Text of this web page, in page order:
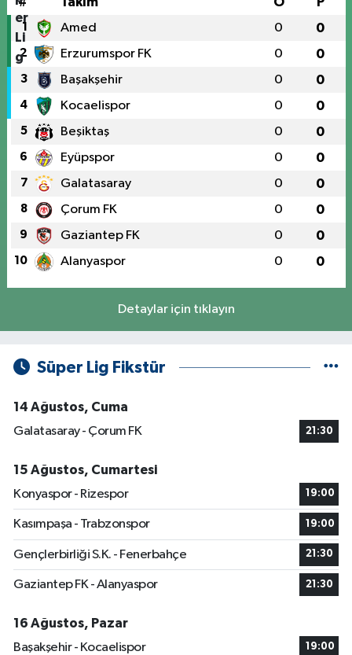
1 Amed 0 0
2 Erzurumspor FK 0 0
3 Başakşehir 0 0
4 Kocaelispor 0 0
5 Beşiktaş 0 0
6 Eyüpspor 0 0
7 Galatasaray 0 0
8 Çorum FK 0 0
9 Gaziantep FK 0 0
10 Alanyaspor 0 0
Detaylar için tıklayın
Süper Lig Fikstür
14 Ağustos, Cuma
Galatasaray - Çorum FK
21:30
15 Ağustos, Cumartesi
Konyaspor - Rizespor
19:00
Kasımpaşa - Trabzonspor 19:00
Gençlerbirliği S.K. - Fenerbahçe 21:30
Gaziantep FK - Alanyaspor 21:30
16 Ağustos, Pazar
Başakşehir - Kocaelispor
19:00